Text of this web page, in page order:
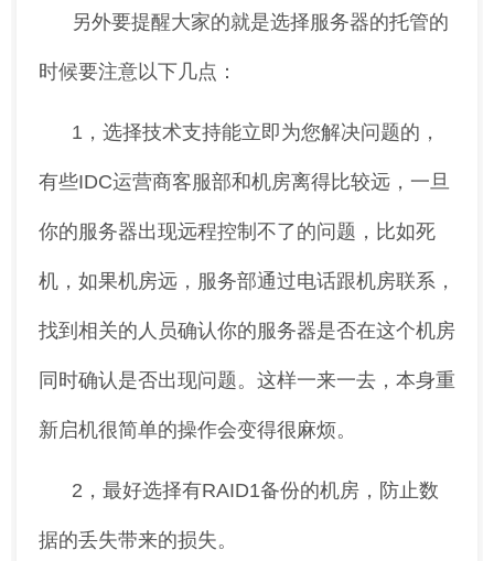
另外要提醒大家的就是选择服务器的托管的
时候要注意以下几点：
1，选择技术支持能立即为您解决问题的，
有些IDC运营商客服部和机房离得比较远，一旦
你的服务器出现远程控制不了的问题，比如死
机，如果机房远，服务部通过电话跟机房联系，
找到相关的人员确认你的服务器是否在这个机房
同时确认是否出现问题。这样一来一去，本身重
新启机很简单的操作会变得很麻烦。
2，最好选择有RAID1备份的机房，防止数
据的丢失带来的损失。